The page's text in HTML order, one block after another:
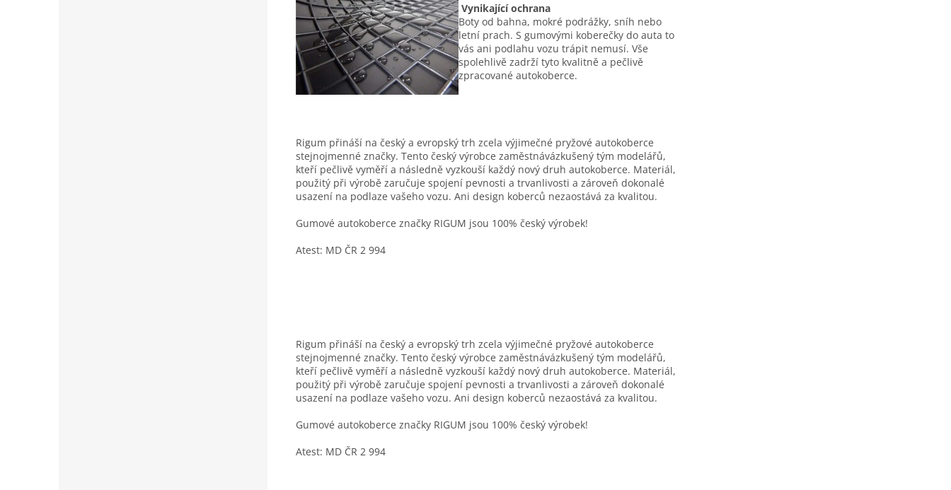
Vynikající ochrana
Boty od bahna, mokré podrážky, sníh nebo
letní prach. S gumovými koberečky do auta to
vás ani podlahu vozu trápit nemusí. Vše
spolehlivě zadrží tyto kvalitně a pečlivě
zpracované autokoberce.
Rigum přináší na český a evropský trh zcela výjimečné pryžové autokoberce
stejnojmenné značky. Tento český výrobce zaměstnávázkušený tým modelářů,
kteří pečlivě vyměří a následně vyzkouší každý nový druh autokoberce. Materiál,
použitý při výrobě zaručuje spojení pevnosti a trvanlivosti a zároveň dokonalé
usazení na podlaze vašeho vozu. Ani design koberců nezaostává za kvalitou.
Gumové autokoberce značky RIGUM jsou 100% český výrobek!
Atest: MD ČR 2 994
Rigum přináší na český a evropský trh zcela výjimečné pryžové autokoberce
stejnojmenné značky. Tento český výrobce zaměstnávázkušený tým modelářů,
kteří pečlivě vyměří a následně vyzkouší každý nový druh autokoberce. Materiál,
použitý při výrobě zaručuje spojení pevnosti a trvanlivosti a zároveň dokonalé
usazení na podlaze vašeho vozu. Ani design koberců nezaostává za kvalitou.
Gumové autokoberce značky RIGUM jsou 100% český výrobek!
Atest: MD ČR 2 994